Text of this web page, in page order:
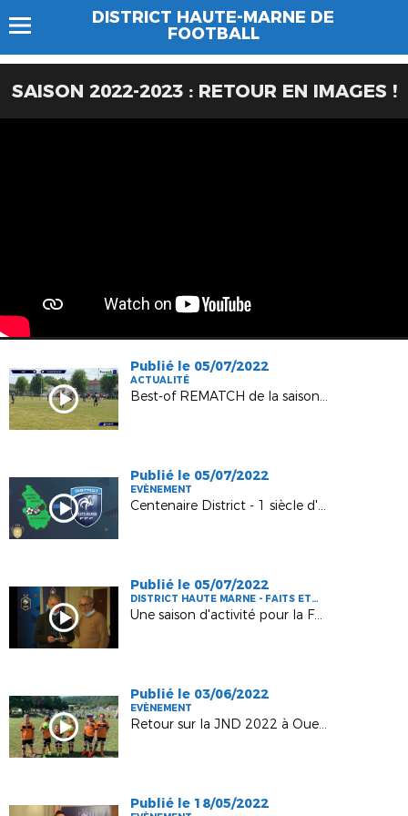
DISTRICT HAUTE-MARNE DE
FOOTBALL
SAISON 2022-2023 : RETOUR EN IMAGES !
Publié le 05/07/2022
ACTUALITÉ
Best-of REMATCH de la saison 2021-2022
Publié le 05/07/2022
EVÈNEMENT
Centenaire District - 1 siècle d'Histoire !
Publié le 05/07/2022
DISTRICT HAUTE MARNE - FAITS ET
CHIFFRES
Une saison d'activité pour la Foot Haut-Marnais (2021-2022) !
Publié le 03/06/2022
EVÈNEMENT
Retour sur la JND 2022 à Ouest 52 !
Publié le 18/05/2022